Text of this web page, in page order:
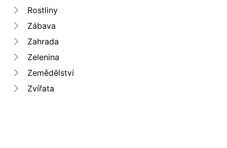
Rostliny
Zábava
Zahrada
Zelenina
Zemědělství
Zvířata